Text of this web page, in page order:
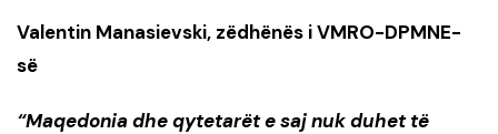
Valentin Manasievski, zëdhënës i VMRO-DPMNE-
së
“Maqedonia dhe qytetarët e saj nuk duhet të